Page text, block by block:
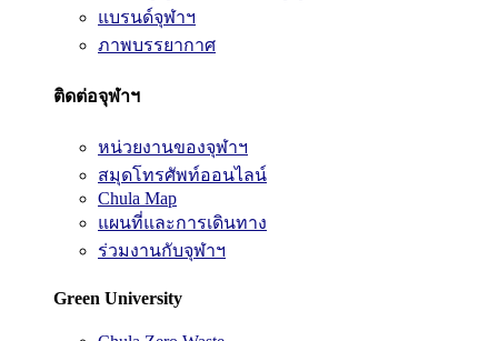
แบรนด์จุฬาฯ
ภาพบรรยากาศ
ติดต่อจุฬาฯ
หน่วยงานของจุฬาฯ
สมุดโทรศัพท์ออนไลน์
Chula Map
แผนที่และการเดินทาง
ร่วมงานกับจุฬาฯ
Green University